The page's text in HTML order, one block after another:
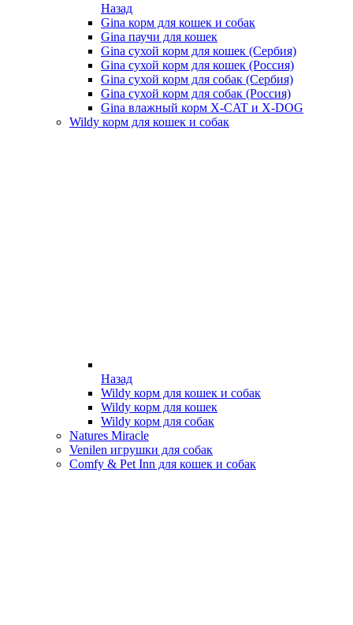
Назад
Gina корм для кошек и собак
Gina паучи для кошек
Gina сухой корм для кошек (Сербия)
Gina сухой корм для кошек (Россия)
Gina сухой корм для собак (Сербия)
Gina сухой корм для собак (Россия)
Gina влажный корм X-CAT и X-DOG
Wildy корм для кошек и собак
Назад
Wildy корм для кошек и собак
Wildy корм для кошек
Wildy корм для собак
Natures Miracle
Venilen игрушки для собак
Comfy & Pet Inn для кошек и собак